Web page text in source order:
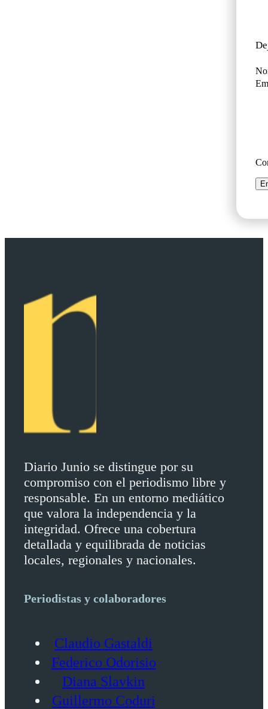
Diario Junio se distingue por su
compromiso con el periodismo libre y
responsable. En un entorno mediático
que valora la independencia y la
integridad. Ofrece una cobertura
detallada y equilibrada de noticias
locales, regionales y nacionales.
Periodistas y colaboradores
Claudio Gastaldi
Federico Odorisio
Diana Slavkin
Guillermo Coduri